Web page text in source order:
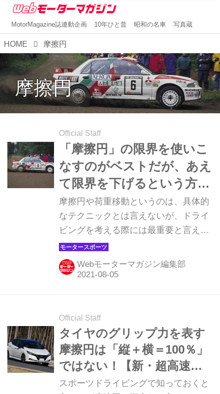
MotorMagazine誌連動企画 10年ひと昔 昭和の名車 写真蔵
HOME 摩擦円
摩擦円
Official Staff
「摩擦円」の限界を使いこ
なすのがベストだが、あえ
て限界を下げるという方法
もある【新・超高速ドラテ
ク講座／第6回】
摩擦円や荷重移動というのは、具体的
なテクニックとは言えないが、ドライ
ビングを考える際には最重要と言え
る。それはクルマと路面の唯一の接点
であるタイヤをどう使えているかとい
うことだからだ。ここではそれらにつ
Webモーターマガジン編集部
Official Staff
タイヤのグリップ力を表す
摩擦円は「縦＋横＝100％」
ではない！【新・超高速ド
ラテク講座／第5回】
スポーツドライビングで知っておくと